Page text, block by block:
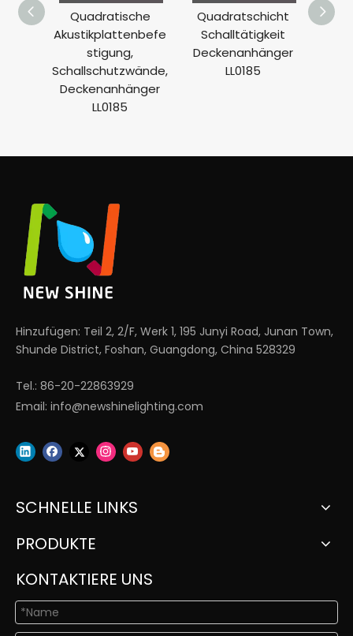
Quadratische
Akustikplattenbefe
stigung,
Schallschutzwände,
Deckenanhänger
LL0185
Quadratschicht
Schalltätigkeit
Deckenanhänger
LL0185
Hinzufügen: Teil 2, 2/F, Werk 1, 195 Junyi Road, Junan Town,
Shunde District, Foshan, Guangdong, China 528329
Tel.: 86-20-22863929
Email: info@newshinelighting.com
SCHNELLE LINKS
PRODUKTE
KONTAKTIERE UNS